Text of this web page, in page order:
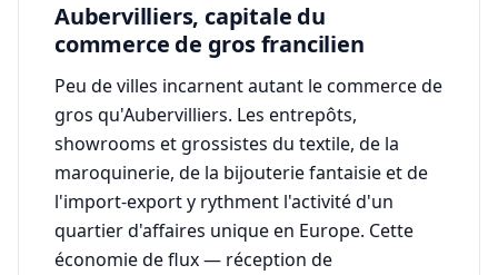
Aubervilliers, capitale du
commerce de gros francilien
Peu de villes incarnent autant le commerce de
gros qu'Aubervilliers. Les entrepôts,
showrooms et grossistes du textile, de la
maroquinerie, de la bijouterie fantaisie et de
l'import-export y rythment l'activité d'un
quartier d'affaires unique en Europe. Cette
économie de flux — réception de